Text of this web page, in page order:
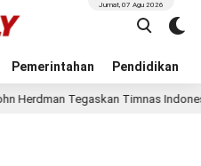
Pemerintahan Pendidikan
Jumat, 07 Agu 2026
Tegaskan Timnas Indonesia Main